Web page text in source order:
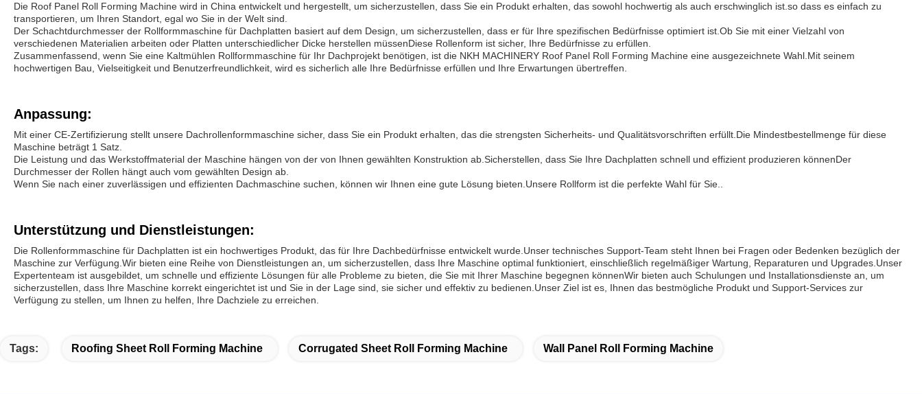
Die Roof Panel Roll Forming Machine wird in China entwickelt und hergestellt, um sicherzustellen, dass Sie ein Produkt erhalten, das sowohl hochwertig als auch erschwinglich ist.so dass es einfach zu
transportieren, um Ihren Standort, egal wo Sie in der Welt sind.
Der Schachtdurchmesser der Rollformmaschine für Dachplatten basiert auf dem Design, um sicherzustellen, dass er für Ihre spezifischen Bedürfnisse optimiert ist.Ob Sie mit einer Vielzahl von
verschiedenen Materialien arbeiten oder Platten unterschiedlicher Dicke herstellen müssenDiese Rollenform ist sicher, Ihre Bedürfnisse zu erfüllen.
Zusammenfassend, wenn Sie eine Kaltmühlen Rollformmaschine für Ihr Dachprojekt benötigen, ist die NKH MACHINERY Roof Panel Roll Forming Machine eine ausgezeichnete Wahl.Mit seinem
hochwertigen Bau, Vielseitigkeit und Benutzerfreundlichkeit, wird es sicherlich alle Ihre Bedürfnisse erfüllen und Ihre Erwartungen übertreffen.
Anpassung:
Mit einer CE-Zertifizierung stellt unsere Dachrollenformmaschine sicher, dass Sie ein Produkt erhalten, das die strengsten Sicherheits- und Qualitätsvorschriften erfüllt.Die Mindestbestellmenge für diese
Maschine beträgt 1 Satz.
Die Leistung und das Werkstoffmaterial der Maschine hängen von der von Ihnen gewählten Konstruktion ab.Sicherstellen, dass Sie Ihre Dachplatten schnell und effizient produzieren könnenDer
Durchmesser der Rollen hängt auch vom gewählten Design ab.
Wenn Sie nach einer zuverlässigen und effizienten Dachmaschine suchen, können wir Ihnen eine gute Lösung bieten.Unsere Rollform ist die perfekte Wahl für Sie..
Unterstützung und Dienstleistungen:
Die Rollenformmaschine für Dachplatten ist ein hochwertiges Produkt, das für Ihre Dachbedürfnisse entwickelt wurde.Unser technisches Support-Team steht Ihnen bei Fragen oder Bedenken bezüglich der
Maschine zur Verfügung.Wir bieten eine Reihe von Dienstleistungen an, um sicherzustellen, dass Ihre Maschine optimal funktioniert, einschließlich regelmäßiger Wartung, Reparaturen und Upgrades.Unser
Expertenteam ist ausgebildet, um schnelle und effiziente Lösungen für alle Probleme zu bieten, die Sie mit Ihrer Maschine begegnen könnenWir bieten auch Schulungen und Installationsdienste an, um
sicherzustellen, dass Ihre Maschine korrekt eingerichtet ist und Sie in der Lage sind, sie sicher und effektiv zu bedienen.Unser Ziel ist es, Ihnen das bestmögliche Produkt und Support-Services zur
Verfügung zu stellen, um Ihnen zu helfen, Ihre Dachziele zu erreichen.
Tags: Roofing Sheet Roll Forming Machine Corrugated Sheet Roll Forming Machine Wall Panel Roll Forming Machine